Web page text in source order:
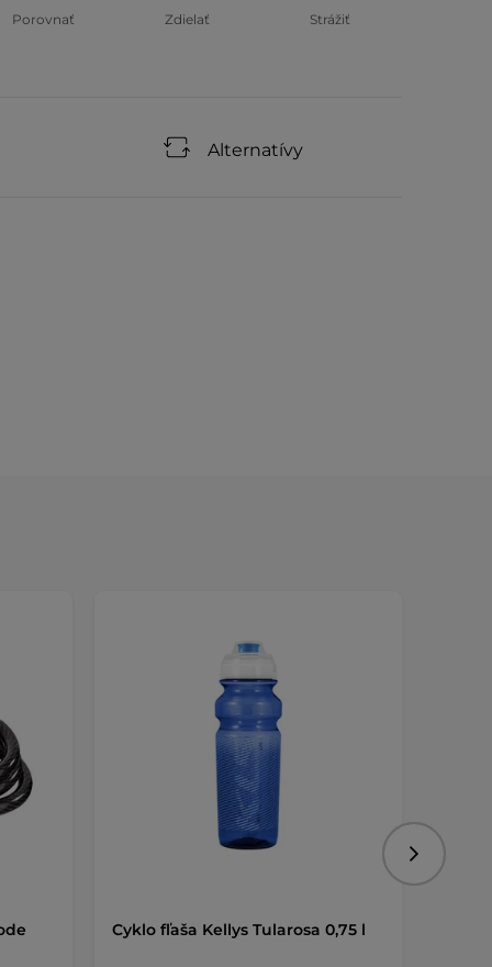
Porovnať Zdielať Strážiť
Alternatívy
Cyklo fľaša Kellys Tularosa 0,75 l